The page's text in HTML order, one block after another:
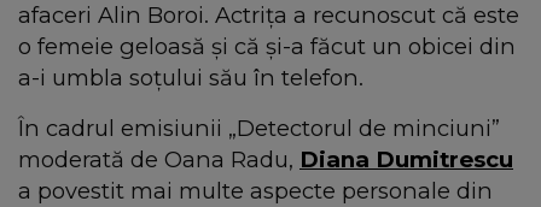
afaceri Alin Boroi. Actrița a recunoscut că este
o femeie geloasă și că și-a făcut un obicei din
a-i umbla soțului său în telefon.
În cadrul emisiunii „Detectorul de minciuni”
moderată de Oana Radu, Diana Dumitrescu
a povestit mai multe aspecte personale din